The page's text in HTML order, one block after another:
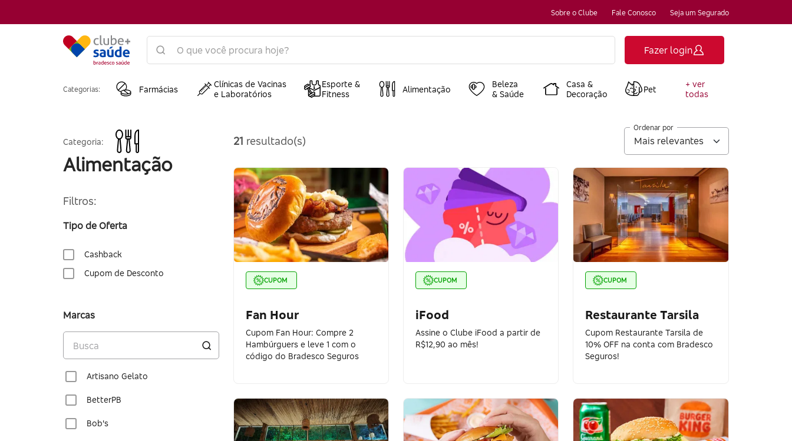
Sobre o Clube Fale Conosco Seja um Segurado
Fazer login
Categorias: Farmácias
Clínicas de Vacinas
e Laboratórios
Esporte &
Fitness
Alimentação
Beleza
& Saúde
Casa &
Decoração
Pet
+ ver
todas
Categoria:
Alimentação
Filtros:
Tipo de Oferta
Cashback
Cupom de Desconto
Marcas
Artisano Gelato
BetterPB
Bob's
21 resultado(s)
Ordenar por
CUPOM
Fan Hour
Cupom Fan Hour: Compre 2
Hambúrguers e leve 1 com o
código do Bradesco Seguros
CUPOM
iFood
Assine o Clube iFood a partir de
R$12,90 ao mês!
CUPOM
Restaurante Tarsila
Cupom Restaurante Tarsila de
10% OFF na conta com Bradesco
Seguros!